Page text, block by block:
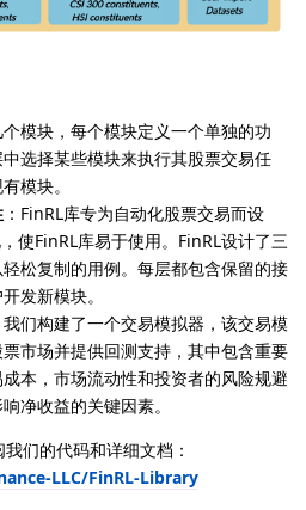
模块，每个模块定义一个单独的功
选择某些模块来执行其股票交易任
模块。
：FinRL库专为自动化股票交易而设
使FinRL库易于使用。FinRL设计了三
松复制的用例。每层都包含保留的接
发新模块。
我们构建了一个交易模拟器，该交易模
市场并提供回测支持，其中包含重要
本，市场流动性和投资者的风险规避
净收益的关键因素。
们的代码和详细文档：
LLC/FinRL-Library